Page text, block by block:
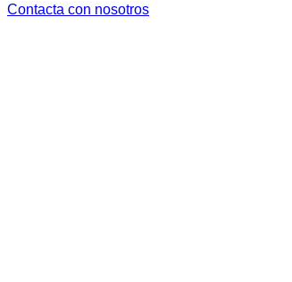
Contacta con nosotros